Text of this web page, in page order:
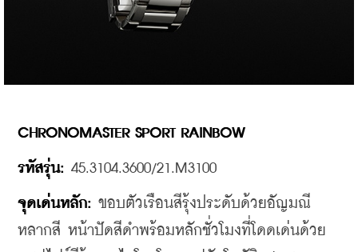
CHRONOMASTER SPORT RAINBOW
รหัสรุ่น: 45.3104.3600/21.M3100
จุดเด่นหลัก: ขอบตัวเรือนสีรุ้งประดับด้วยอัญมณี
หลากสี หน้าปัดสีดำพร้อมหลักชั่วโมงที่โดดเด่นด้วย